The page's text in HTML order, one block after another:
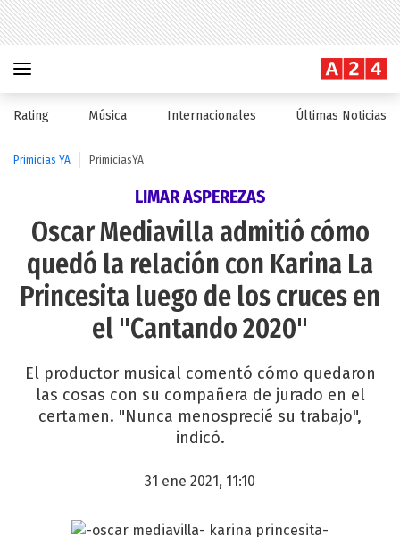
Rating Música Internacionales Últimas Noticias
Primicias YA PrimiciasYA
LIMAR ASPEREZAS
Oscar Mediavilla admitió cómo
quedó la relación con Karina La
Princesita luego de los cruces en
el "Cantando 2020"
El productor musical comentó cómo quedaron
las cosas con su compañera de jurado en el
certamen. "Nunca menosprecié su trabajo",
indicó.
31 ene 2021, 11:10